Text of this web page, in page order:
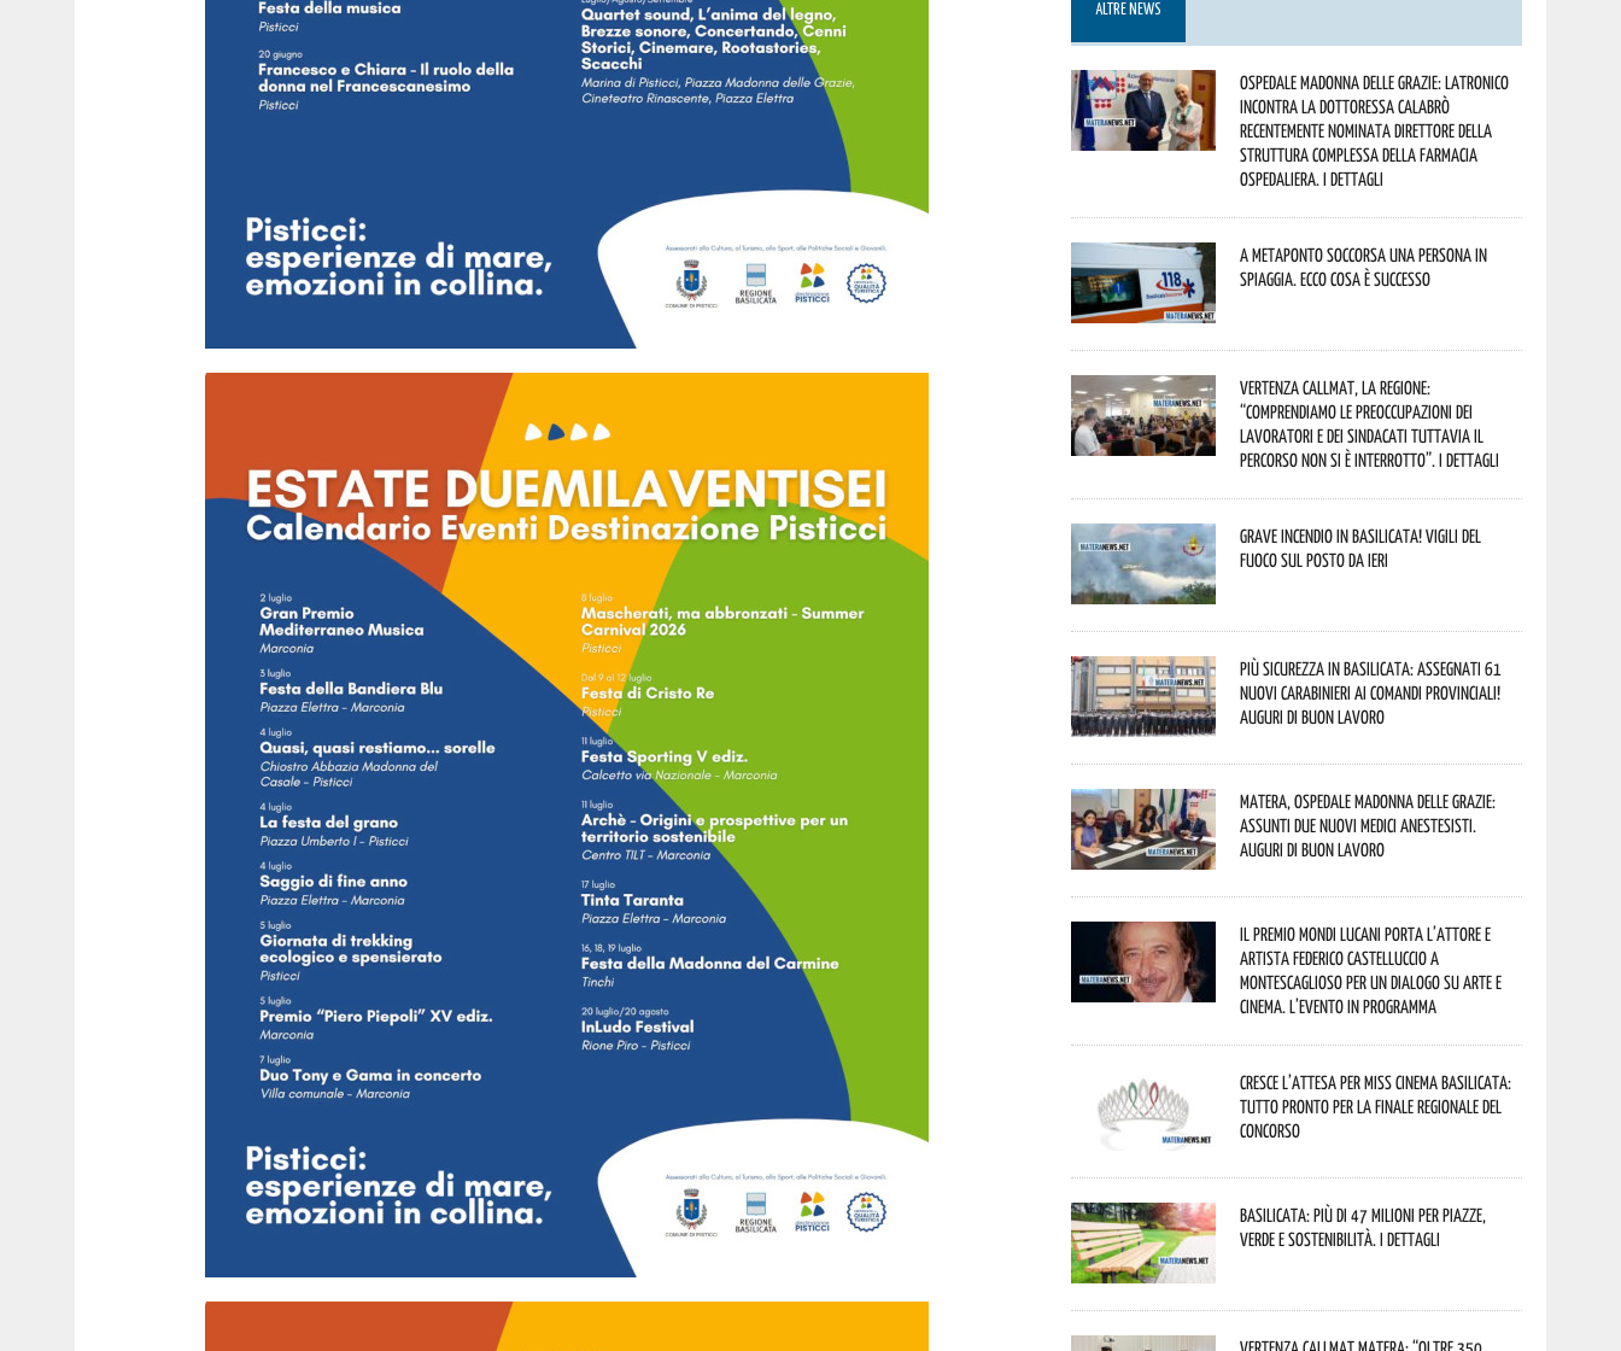
ALTRE NEWS
Ospedale Madonna delle Grazie: Latronico
incontra la dottoressa Calabrò
recentemente nominata Direttore della
Struttura Complessa della Farmacia
Ospedaliera. I dettagli
A Metaponto soccorsa una persona in
spiaggia. Ecco cosa è successo
Vertenza CallMat, la Regione:
“comprendiamo le preoccupazioni dei
lavoratori e dei sindacati tuttavia il
percorso non si è interrotto”. I dettagli
Grave incendio in Basilicata! Vigili del
fuoco sul posto da ieri
Più sicurezza in Basilicata: assegnati 61
nuovi Carabinieri ai Comandi provinciali!
Auguri di buon lavoro
Matera, Ospedale Madonna delle Grazie:
assunti due nuovi medici anestesisti.
Auguri di buon lavoro
Il Premio Mondi Lucani porta l’attore e
artista Federico Castelluccio a
Montescaglioso per un dialogo su arte e
cinema. L’evento in programma
Cresce l’attesa per Miss Cinema Basilicata:
tutto pronto per la finale regionale del
concorso
Basilicata: più di 47 milioni per piazze,
verde e sostenibilità. I dettagli